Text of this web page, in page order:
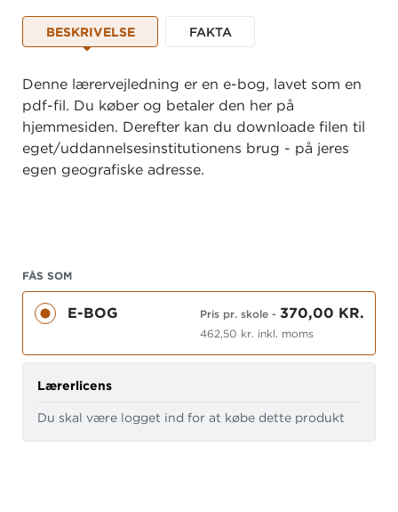
BESKRIVELSE FAKTA
Denne lærervejledning er en e-bog, lavet som en
pdf-fil. Du køber og betaler den her på
hjemmesiden. Derefter kan du downloade filen til
eget/uddannelsesinstitutionens brug - på jeres
egen geografiske adresse.
FÅS SOM
E-BOG Pris pr. skole- 370,00 KR.
462,50 kr. inkl. moms
Lærerlicens
Du skal være logget ind for at købe dette produkt